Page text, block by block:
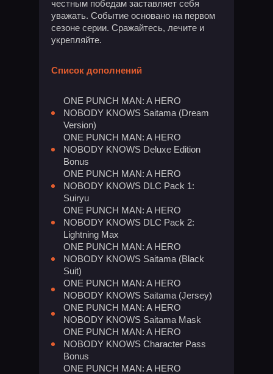
честным победам заставляет себя
уважать. Событие основано на первом
сезоне серии. Сражайтесь, лечите и
укрепляйте.
Список дополнений
ONE PUNCH MAN: A HERO
NOBODY KNOWS Saitama (Dream
Version)
ONE PUNCH MAN: A HERO
NOBODY KNOWS Deluxe Edition
Bonus
ONE PUNCH MAN: A HERO
NOBODY KNOWS DLC Pack 1:
Suiryu
ONE PUNCH MAN: A HERO
NOBODY KNOWS DLC Pack 2:
Lightning Max
ONE PUNCH MAN: A HERO
NOBODY KNOWS Saitama (Black
Suit)
ONE PUNCH MAN: A HERO
NOBODY KNOWS Saitama (Jersey)
ONE PUNCH MAN: A HERO
NOBODY KNOWS Saitama Mask
ONE PUNCH MAN: A HERO
NOBODY KNOWS Character Pass
Bonus
ONE PUNCH MAN: A HERO